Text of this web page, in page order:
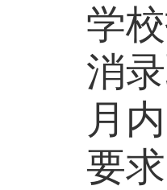
学
消
月
要